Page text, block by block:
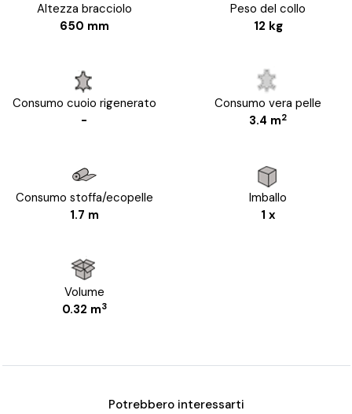
Altezza bracciolo
650 mm
Peso del collo
12 kg
Consumo cuoio rigenerato
-
Consumo vera pelle
3.4 m2
Consumo stoffa/ecopelle
1.7 m
Imballo
1 x
Volume
0.32 m3
Potrebbero interessarti